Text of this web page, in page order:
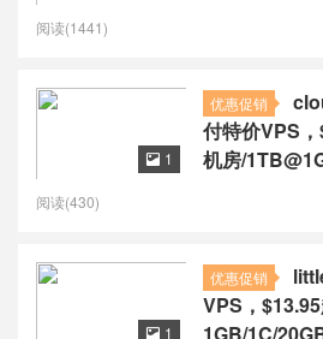
阅读(1441)
优惠促销
付特价VPS
机房/
 1
阅读(430)
优惠促销
VPS，$13.95
 1